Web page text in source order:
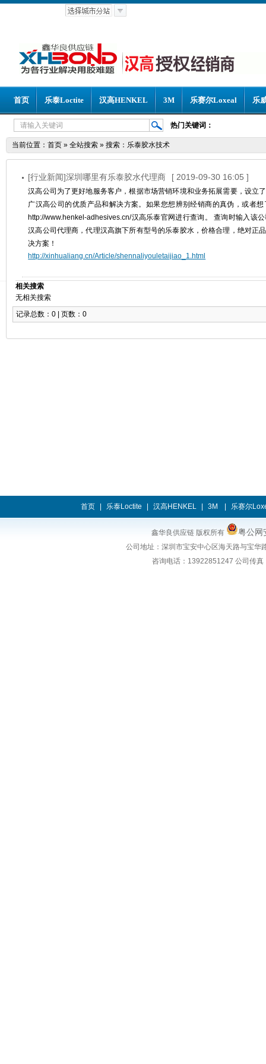
首页 乐泰Loctite 汉高HENKEL 3M 乐赛尔Loxeal 乐
热门关键词：
当前位置： 首页 » 全站搜索 » 搜索：乐泰胶水技术
[行业新闻]深圳哪里有乐泰胶水代理商 [ 2019-09-30 16:05 ]
汉高公司为了更好地服务客户，根据市场营销环境和业务拓展需要，设立
广汉高公司的优质产品和解决方案。如果您想辨别经销商的真伪，或者
http://www.henkel-adhesives.cn/汉高乐泰官网进行查询。 查询时输入该
汉高公司代理商，代理汉高旗下所有型号的乐泰胶水，价格合理，绝对正
决方案！
http://xinhualiang.cn/Article/shennaliyouletaijiao_1.html
相关搜索
无相关搜索
记录总数：0 | 页数：0
首页 乐泰Loctite 汉高HENKEL 3M 乐赛尔
鑫华良供应链 版权所有 粤公网
公司地址： 深圳市宝安中心区海天路与宝华
咨询电话： 13922851247 公司传真